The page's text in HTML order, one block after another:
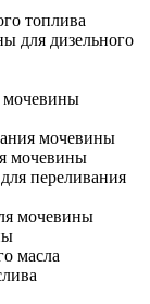
топлива
для дизельного
мочевины
мочевины
мочевины
переливания
мочевины
масла